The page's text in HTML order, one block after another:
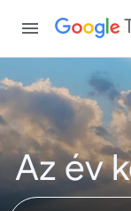
Az év